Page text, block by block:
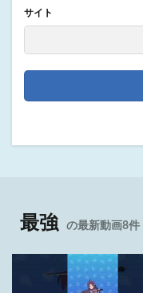
サイト
最強 の最新動画8件